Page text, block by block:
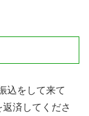
込をして来て
返済してくださ